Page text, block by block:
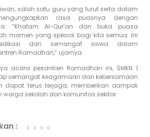
salah satu guru yang turut serta dalam
rasa puasnya dengan
“Khatam Al-Qur’an dan buka puasa
momen yang spesial bagi kita semua. Ini
dan semangat siswa dalam
Ramadhan,” ujarnya.
acara pesantren Ramadhan ini, SMKN 1
semangat keagamaan dan kebersamaan
dapat terus terjaga, memberikan dampak
warga sekolah dan komunitas sekitar.
: